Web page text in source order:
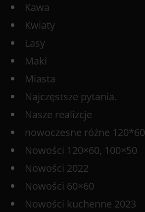
Kawa
Kwiaty
Lasy
Maki
Miasta
Najczęstsze pytania.
Nasze realizcje
nowoczesne różne 120*60
Nowości 120×60, 100×50
Nowości 2022
Nowości 60×60
Nowości kuchenne 2023